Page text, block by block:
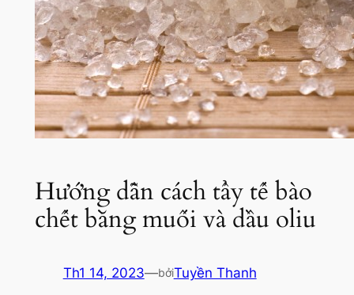
Hướng dẫn cách tẩy tế bào
chết bằng muối và dầu oliu
Th1 14, 2023—bởiTuyền Thanh